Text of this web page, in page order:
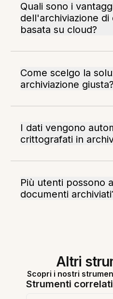
Quali sono i
dell'archiviazione di
basata su cloud?
Come scelgo la
archiviazione giusta?
I dati vengono
crittografati in
Più utenti possono
documenti
Altri
Scopri i nostri
Strumenti correlati